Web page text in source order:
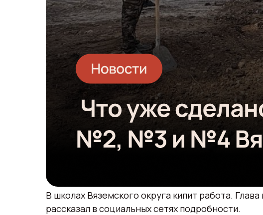
В школах Вяземского округа кипит работа.
рассказал в социальных сетях подробности.